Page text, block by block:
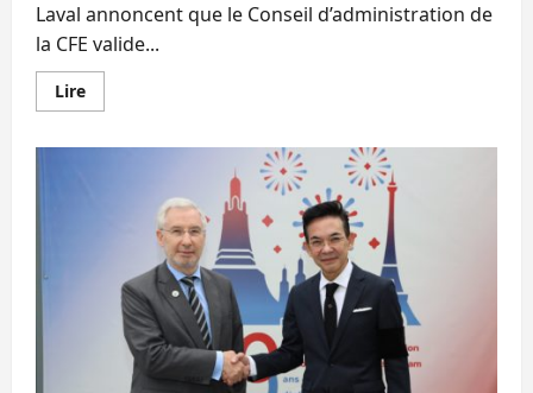
Laval annoncent que le Conseil d’administration de
la CFE valide...
LireEn
savoir
conseillers
consulaires
Laval
Bauchet